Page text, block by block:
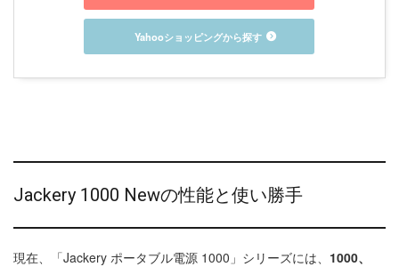
Yahooショッピングから探す
Jackery 1000 Newの性能と使い勝手
現在、「Jackery ポータブル電源 1000」シリーズには、 1000、